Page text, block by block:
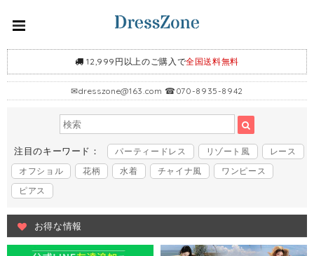
12,999円以上のご購入で全国送料無料
✉dresszone@163.com ☎070-8935-8942
注目のキーワード： パーティードレス リゾート風
レース
オフショル
花柄 水着 チャイナ風
ワンピース
ピアス
お得な情報